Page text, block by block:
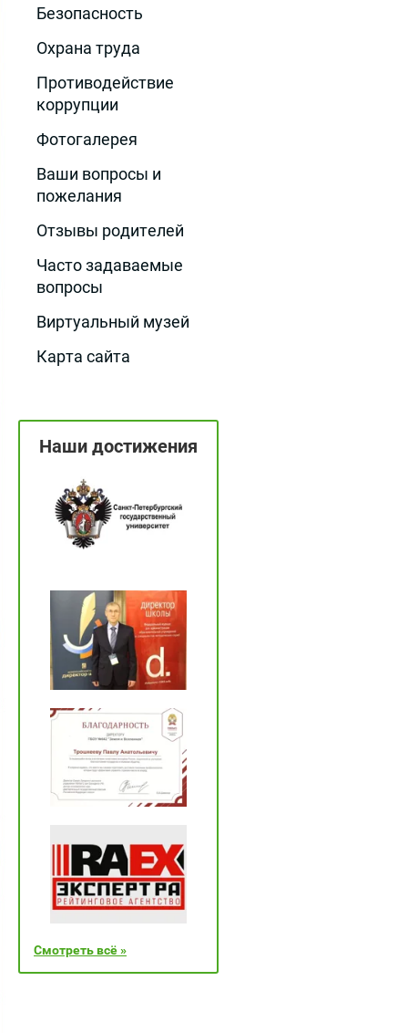
Безопасность
Охрана труда
Противодействие
коррупции
Фотогалерея
Ваши вопросы и
пожелания
Отзывы родителей
Часто задаваемые
вопросы
Виртуальный музей
Карта сайта
Наши достижения
Смотреть всё »